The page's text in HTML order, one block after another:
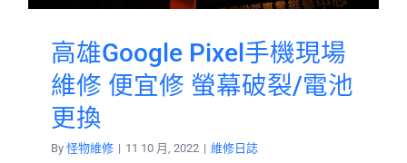
高雄Google Pixel手機現場
維修 便宜修 螢幕破裂/電池
更換
By 怪物維修 | 11 10 月, 2022 | 維修日誌